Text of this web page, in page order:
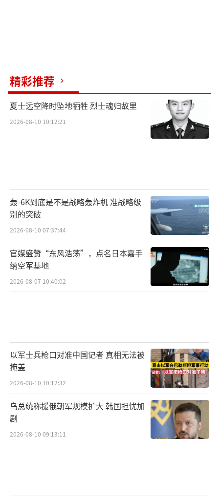
精彩推荐
夏士远空降时坠地牺牲 烈士魂归故里
2026-08-10 10:12:21
轰-6K到底是不是战略轰炸机 准战略级
别的突破
2026-08-10 07:37:44
官媒盛赞“东风浩荡”，点名日本嘉手
纳空军基地
2026-08-07 10:40:02
以军士兵枪口对准中国记者 真相无法被
掩盖
2026-08-10 10:12:32
乌总统称援俄朝军规模扩大 韩国担忧加
剧
2026-08-10 09:13:11